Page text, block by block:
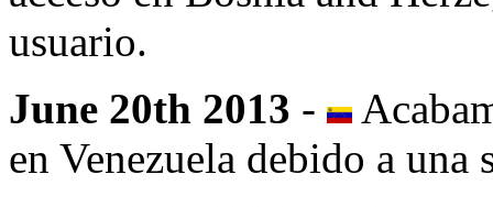
usuario.
June 20th 2013 -
en Venezuela debido a